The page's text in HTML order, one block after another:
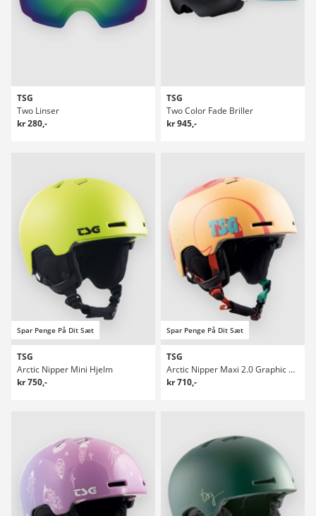
TSG
Two Linser
kr 280,-
TSG
Two Color Fade Briller
kr 945,-
Spar Penge På Dit Sæt
TSG
Arctic Nipper Mini Hjelm
kr 750,-
Spar Penge På Dit Sæt
TSG
Arctic Nipper Maxi 2.0 Graphic Design Kids Hjelm
kr 710,-